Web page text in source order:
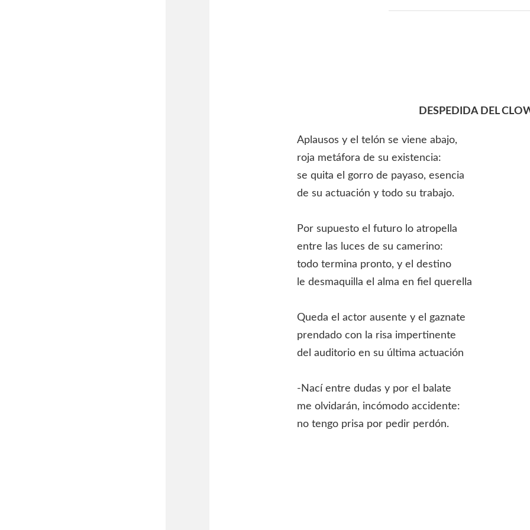
DESPEDIDA DEL
Aplausos y el telón se viene abajo,
roja metáfora de su existencia:
se quita el gorro de payaso, esencia
de su actuación y todo su trabajo.
Por supuesto el futuro lo atropella
entre las luces de su camerino:
todo termina pronto, y el destino
le desmaquilla el alma en fiel querella
Queda el actor ausente y el gaznate
prendado con la risa impertinente
del auditorio en su última actuación
-Nací entre dudas y por el balate
me olvidarán, incómodo accidente:
no tengo prisa por pedir perdón.